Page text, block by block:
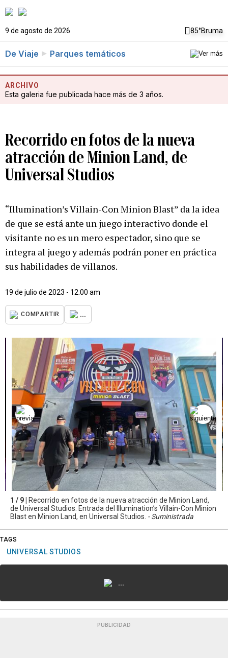
9 de agosto de 2026 85°Bruma
De Viaje Parques temáticos
ARCHIVO
Esta galeria fue publicada hace más de 3 años.
Recorrido en fotos de la nueva
atracción de Minion Land, de
Universal Studios
“Illumination’s Villain-Con Minion Blast” da la idea
de que se está ante un juego interactivo donde el
visitante no es un mero espectador, sino que se
integra al juego y además podrán poner en práctica
sus habilidades de villanos.
19 de julio de 2023 - 12:00 am
COMPARTIR ...
1 / 9 |
Recorrido en fotos de la nueva atracción de Minion Land,
de Universal Studios. Entrada del Illumination’s Villain-Con Minion
Blast en Minion Land, en Universal Studios. - Suministrada
TAGS
UNIVERSAL STUDIOS
...
PUBLICIDAD